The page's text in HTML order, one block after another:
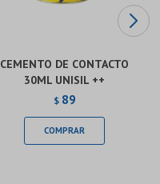
CEMENTO DE CONTACTO
30ML UNISIL ++
$ 89